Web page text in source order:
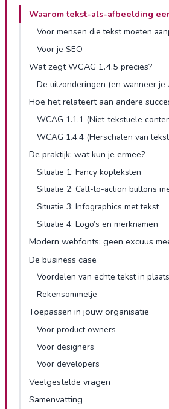
Waarom tekst-als-afbeelding
Voor mensen die tekst moeten
Voor je SEO
Wat zegt WCAG 1.4.5 precies?
De uitzonderingen (en wanneer je
Hoe het relateert aan andere
WCAG 1.1.1 (Niet-tekstuele
WCAG 1.4.4 (Herschalen van
De praktijk: wat kun je ermee?
Situatie 1: Fancy kopteksten
Situatie 2: Call-to-action buttons
Situatie 3: Infographics met tekst
Situatie 4: Logo’s en merknamen
Modern webfonts: geen excuus
De business case
Voordelen van echte tekst in
Rekensommetje
Toepassen in jouw organisatie
Voor product owners
Voor designers
Voor developers
Veelgestelde vragen
Samenvatting